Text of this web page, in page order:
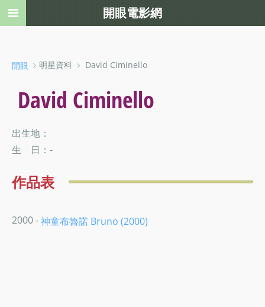
開眼 ﹥明星資料 ﹥ David Ciminello
David Ciminello
出生地：
生 日：-
作品表
2000 -神童布魯諾 Bruno (2000)
開眼電影網